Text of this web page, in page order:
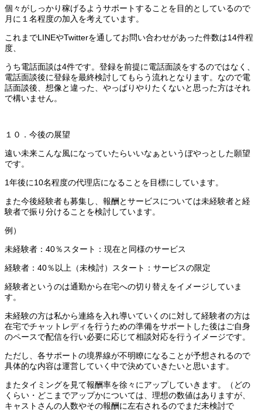
個々がしっかり稼げるようサポートすることを目的としているので
月に１名程度の加入を考えています。
これまでLINEやTwitterを通してお問い合わせがあった件数は14件程
度、
うち電話面談は4件です。登録を前提に電話面談をするのではなく、
電話面談後に登録を最終検討してもらう流れとなります。なので電
話面談後、想像と違った、やっぱりやりたくないと思った方はそれ
で構いません。
１０．今後の展望
遠い未来こんな風になっていたらいいなぁというぼやっとした願望
です。
1年後に10名程度の代理店になることを目標にしています。
また今後経験者も募集し、報酬とサービスについては未経験者と経
験者で振り分けることを検討しています。
例）
未経験者：40％スタート：現在と同様のサービス
経験者：40％以上（未検討）スタート：サービスの限定
経験者というのは通勤から在宅への切り替えをイメージしていま
す。
未経験の方は私から連絡を入れ導いていくのに対して経験者の方は
在宅でチャットレディを行うための準備をサポートした後はご自身
のペースで配信を行い必要に応じて相談対応を行うイメージです。
ただし、各サポートの境界線が不明瞭になることが予想されるので
具体的な内容は運営していく中で決めていきたいと思います。
またタイミングを見て報酬率を徐々にアップしていきます。（どの
くらい・どこまでアップかについては、理想の数値はありますが、
キャストさんの人数やその報酬に左右されるのでまだ未検討で